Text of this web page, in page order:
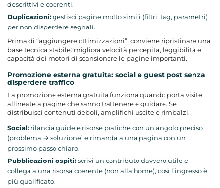
descrittivi e coerenti.
Duplicazioni:gestisci pagine molto simili (filtri, tag, parametri)
per non disperdere segnali.
Prima di “aggiungere ottimizzazioni”, conviene ripristinare una
base tecnica stabile: migliora velocità percepita, leggibilità e
capacità dei motori di scansionare le pagine importanti.
Promozione esterna gratuita: social e guest post senza
disperdere traffico
La promozione esterna gratuita funziona quando porta visite
allineate a pagine che sanno trattenere e guidare. Se
distribuisci contenuti deboli, amplifichi uscite e rimbalzi.
Social: rilancia guide e risorse pratiche con un angolo preciso
(problema → soluzione) e rimanda a una pagina con un
prossimo passo chiaro.
Pubblicazioni ospiti:scrivi un contributo davvero utile e
collega a una risorsa coerente (non alla home), così l’ingresso è
più qualificato.